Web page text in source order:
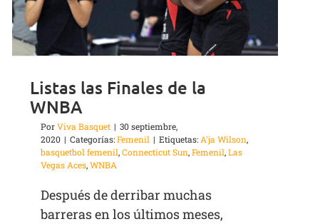
Listas las Finales de la
WNBA
PorViva Basquet | 30 septiembre,
2020 | Categorías:Femenil | Etiquetas:A'ja Wilson,
basquetbol femenil,Connecticut Sun,Femenil,Las
Vegas Aces,WNBA
Después de derribar muchas
barreras en los últimos meses,